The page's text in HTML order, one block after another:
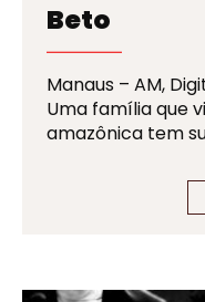
Beto
Manaus – AM,
Uma família que
amazônica tem